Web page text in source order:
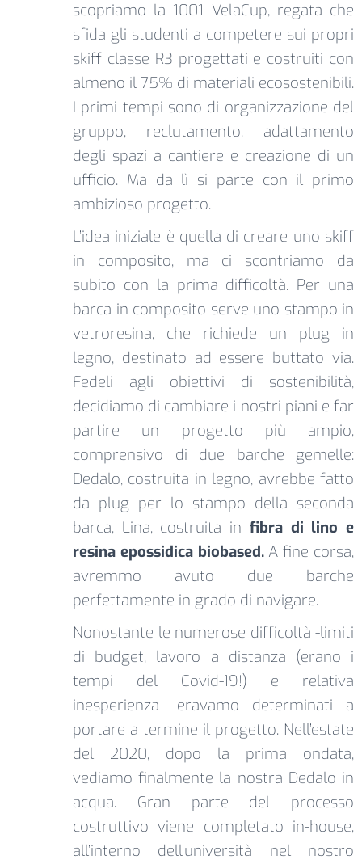
scopriamo la 1001 VelaCup, regata che
sfida gli studenti a competere sui propri
skiff classe R3 progettati e costruiti con
almeno il 75% di materiali ecosostenibili.
I primi tempi sono di organizzazione del
gruppo, reclutamento, adattamento
degli spazi a cantiere e creazione di un
ufficio. Ma da lì si parte con il primo
ambizioso progetto.
L’idea iniziale è quella di creare uno skiff
in composito, ma ci scontriamo da
subito con la prima difficoltà. Per una
barca in composito serve uno stampo in
vetroresina, che richiede un plug in
legno, destinato ad essere buttato via.
Fedeli agli obiettivi di sostenibilità,
decidiamo di cambiare i nostri piani e far
partire un progetto più ampio,
comprensivo di due barche gemelle:
Dedalo, costruita in legno, avrebbe fatto
da plug per lo stampo della seconda
barca, Lina, costruita in fibra di lino e
resina epossidica biobased. A fine corsa,
avremmo avuto due barche
perfettamente in grado di navigare.
Nonostante le numerose difficoltà -limiti
di budget, lavoro a distanza (erano i
tempi del Covid-19!) e relativa
inesperienza- eravamo determinati a
portare a termine il progetto. Nell’estate
del 2020, dopo la prima ondata,
vediamo finalmente la nostra Dedalo in
acqua. Gran parte del processo
costruttivo viene completato in-house,
all’interno dell’università nel nostro